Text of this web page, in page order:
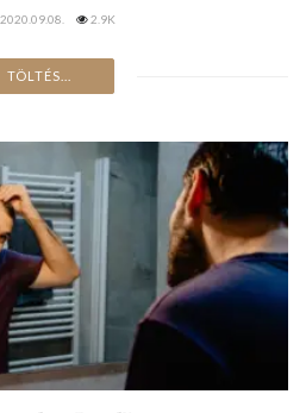
2020.09.08. 2.9K
tabletta
5.9K
utáni hajhullás – ha sokáig
szakemberhez kell fordulni
okviszkető fejbőresetén
2020.07.22.
, hogy hajunkgenetikai okok